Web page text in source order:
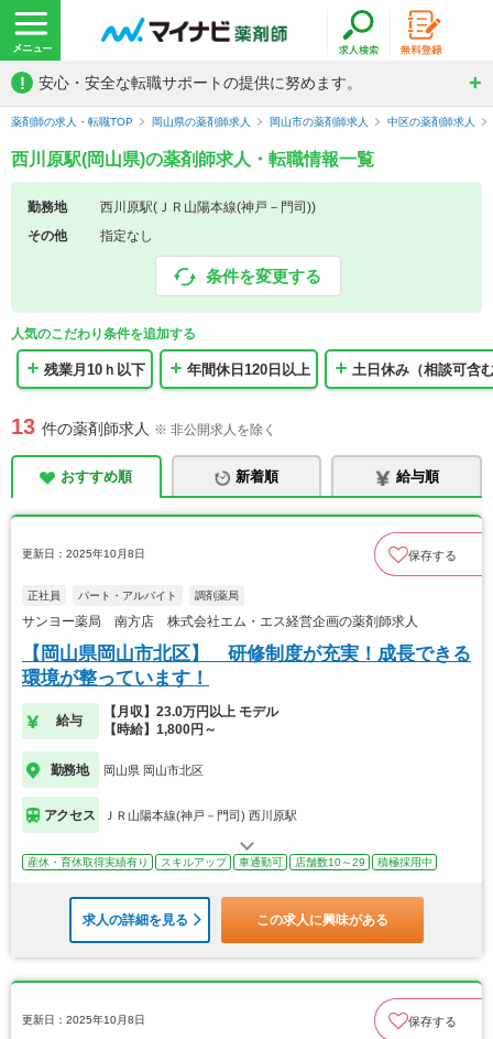
! 安心・安全な転職サポートの提供に努めます。
薬剤師の求人・転職TOP 岡山県の薬剤師求人 岡山市の薬剤師求人 中区の薬剤師求人
西川原駅(岡山県)の薬剤師求人・転職情報一覧
勤務地
西川原駅(ＪＲ山陽本線(神戸－門司))
その他
指定なし
条件を変更する
人気のこだわり条件を追加する
残業月10ｈ以下 年間休日120日以上 土日休み（相談可含
13 件の薬剤師求人 ※ 非公開求人を除く
おすすめ順 新着順 給与順
更新日：2025年10月8日 保存する
正社員 パート・アルバイト 調剤薬局
サンヨー薬局 南方店 株式会社エム・エス経営企画の薬剤師求人
【岡山県岡山市北区】 研修制度が充実！成長できる
環境が整っています！
給与
【月収】23.0万円以上 モデル
【時給】1,800円～
勤務地 岡山県 岡山市北区
アクセス ＪＲ山陽本線(神戸－門司) 西川原駅
産休・育休取得実績有り スキルアップ 車通勤可 店舗数10～29 積極採用中
求人の詳細を見る この求人に興味がある
更新日：2025年10月8日 保存する